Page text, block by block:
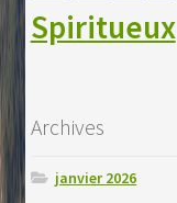
Spiritueux
Archives
janvier 2026